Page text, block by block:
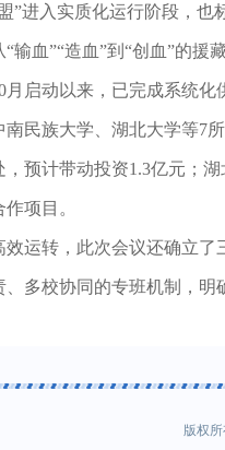
”进入实质化运行阶段，
输血”“造血”到“创血”的援
月启动以来，已完成系统
民族大学、湖北大学等7
预计带动投资1.3亿元；
项目。
运转，此次会议还确立
多校协同的专班机制，
版权